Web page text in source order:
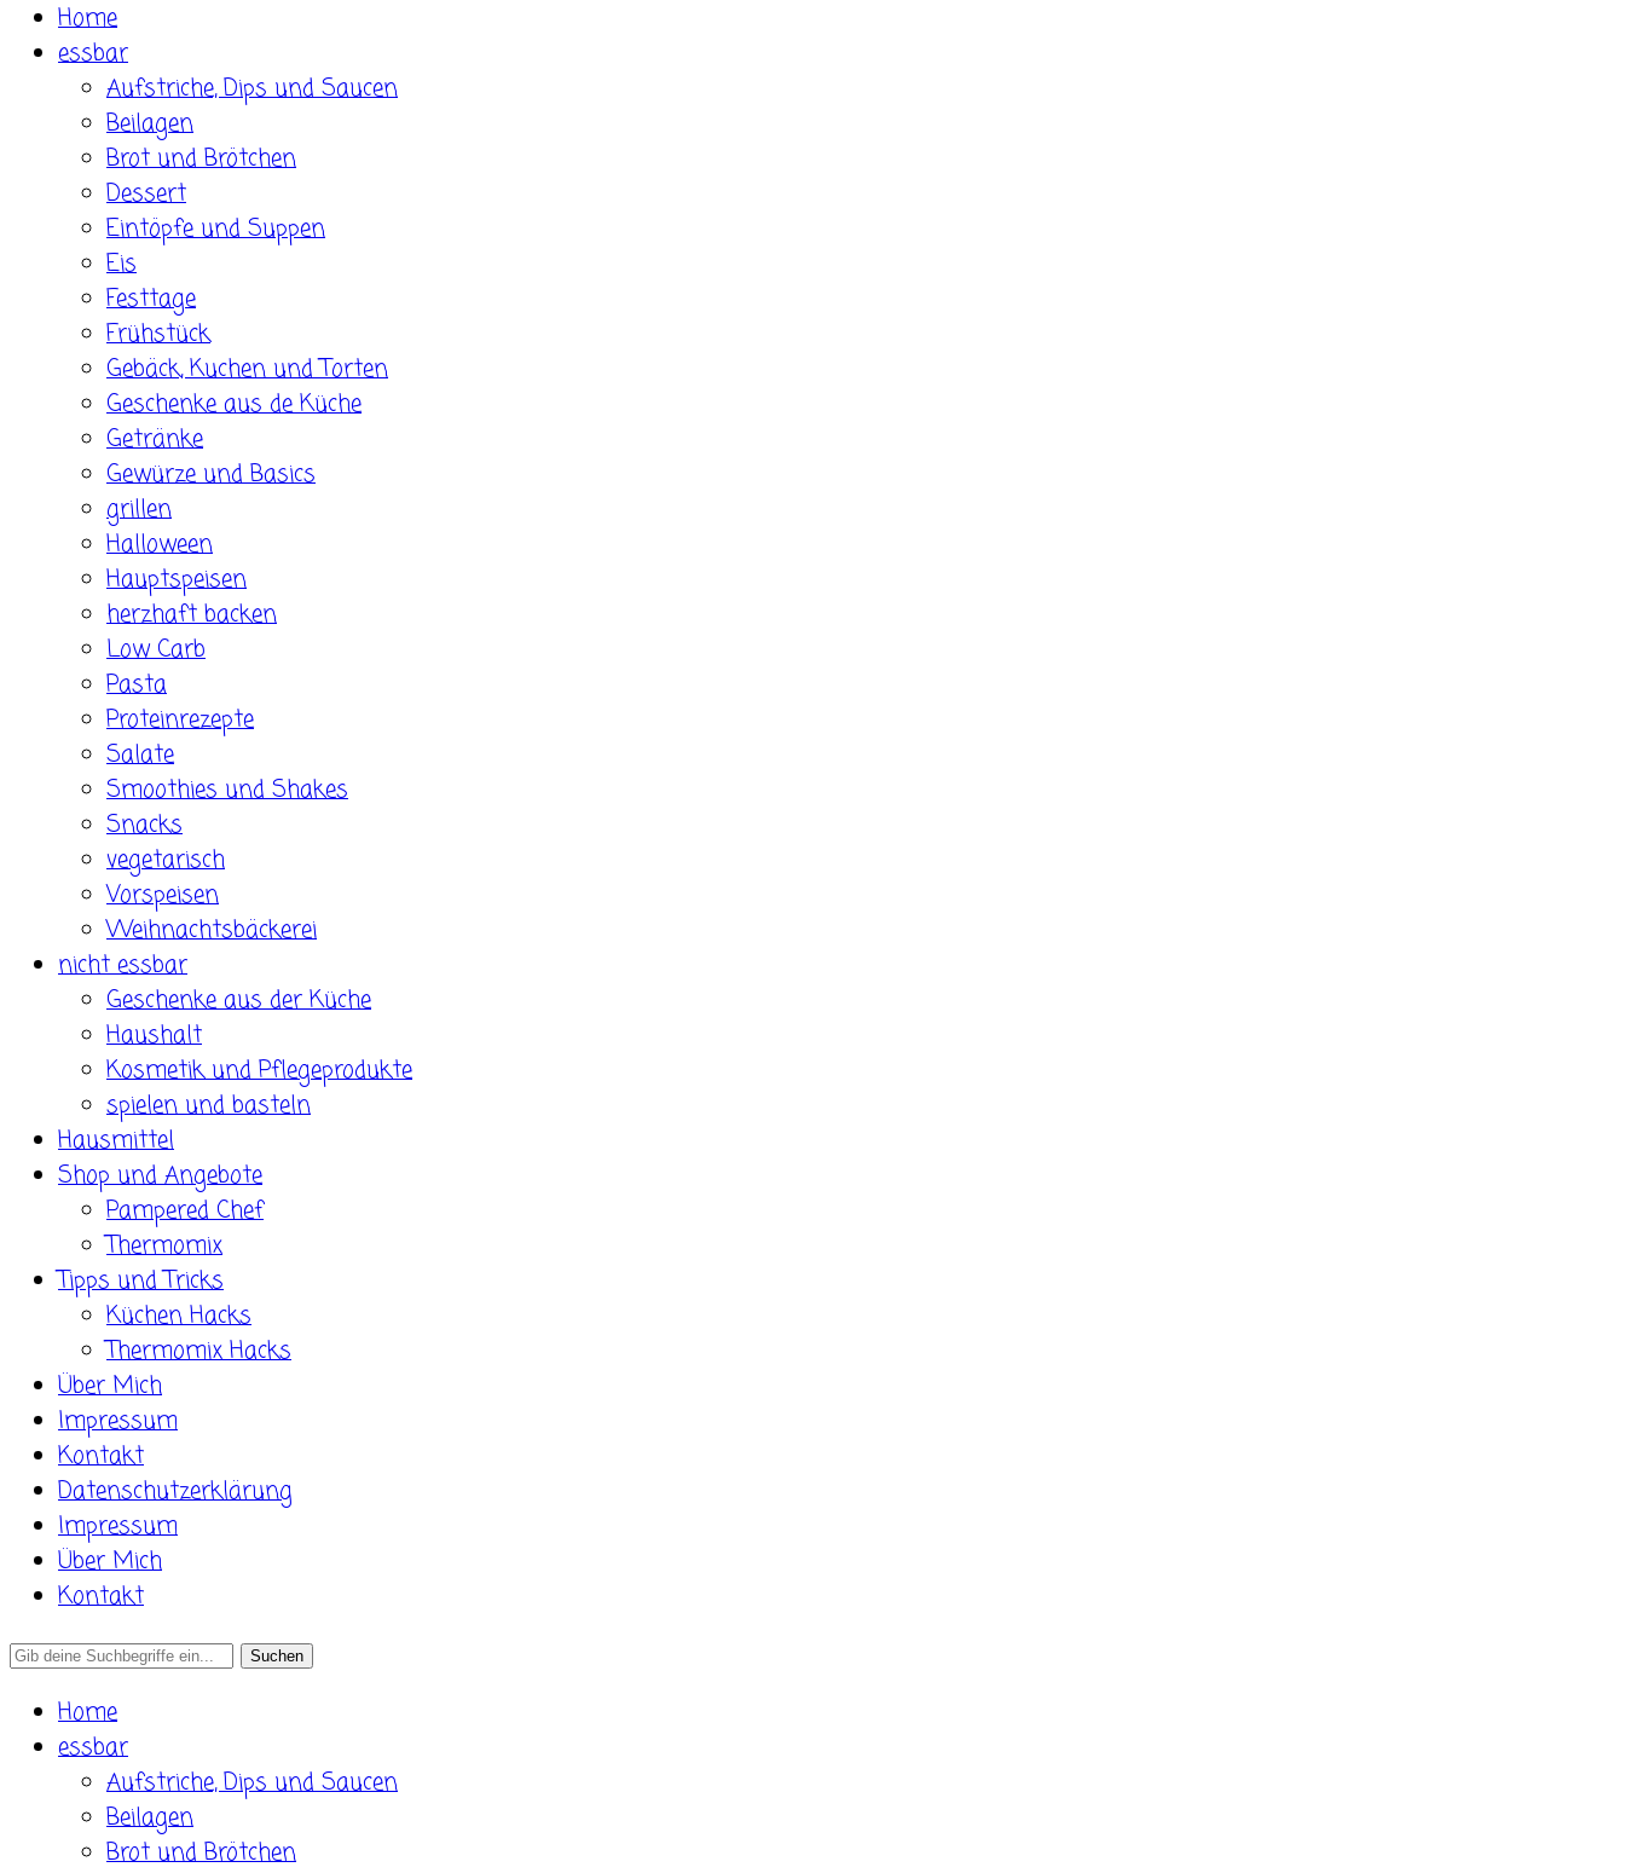
Home
essbar
Aufstriche, Dips und Saucen
Beilagen
Brot und Brötchen
Dessert
Eintöpfe und Suppen
Eis
Festtage
Frühstück
Gebäck, Kuchen und Torten
Geschenke aus de Küche
Getränke
Gewürze und Basics
grillen
Halloween
Hauptspeisen
herzhaft backen
Low Carb
Pasta
Proteinrezepte
Salate
Smoothies und Shakes
Snacks
vegetarisch
Vorspeisen
Weihnachtsbäckerei
nicht essbar
Geschenke aus der Küche
Haushalt
Kosmetik und Pflegeprodukte
spielen und basteln
Hausmittel
Shop und Angebote
Pampered Chef
Thermomix
Tipps und Tricks
Küchen Hacks
Thermomix Hacks
Über Mich
Impressum
Kontakt
Datenschutzerklärung
Impressum
Über Mich
Kontakt
Search
Home
essbar
Aufstriche, Dips und Saucen
Beilagen
Brot und Brötchen